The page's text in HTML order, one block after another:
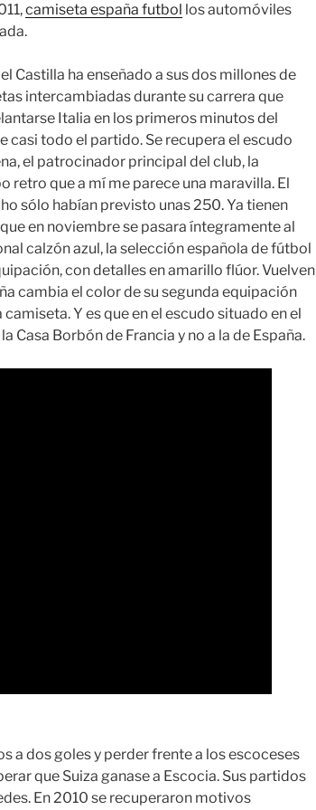
camiseta españa futbol los automóviles
Castilla ha enseñado a sus dos millones de
intercambiadas durante su carrera que
Italia en los primeros minutos del
casi todo el partido. Se recupera el escudo
el patrocinador principal del club, la
retro que a mí me parece una maravilla. El
sólo habían previsto unas 250. Ya tienen
en noviembre se pasara íntegramente al
calzón azul, la selección española de fútbol
con detalles en amarillo flúor. Vuelven
cambia el color de su segunda equipación
Y es que en el escudo situado en el
Casa Borbón de Francia y no a la de España.
a dos goles y perder frente a los escoceses
que Suiza ganase a Escocia. Sus partidos
En 2010 se recuperaron motivos